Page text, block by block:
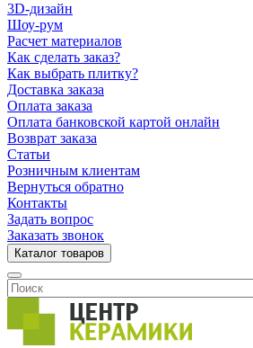
3D-дизайн
Шоу-рум
Расчет материалов
Как сделать заказ?
Как выбрать плитку?
Доставка заказа
Оплата заказа
Оплата банковской картой онлайн
Возврат заказа
Статьи
Розничным клиентам
Вернуться обратно
Контакты
Задать вопрос
Заказать звонок
Каталог товаров